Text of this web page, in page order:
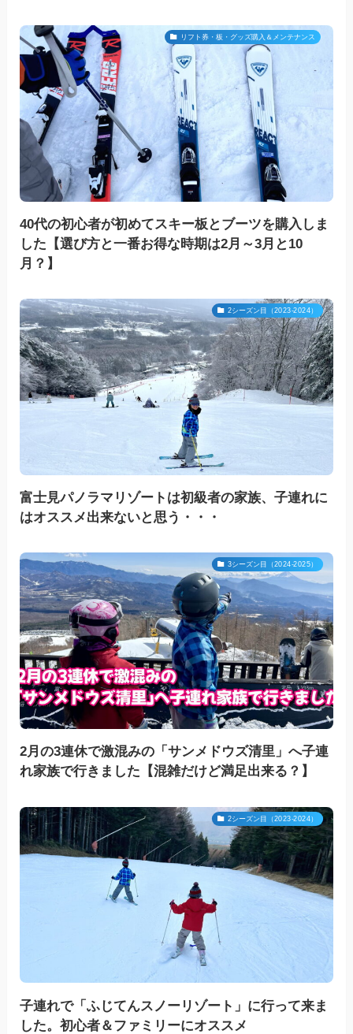
リフト券・板・グッズ購入＆メンテナンス
40代の初心者が初めてスキー板とブーツを購入しま
した【選び方と一番お得な時期は2月～3月と10
月？】
2シーズン目（2023-2024）
富士見パノラマリゾートは初級者の家族、子連れに
はオススメ出来ないと思う・・・
3シーズン目（2024-2025）
2月の3連休で激混みの「サンメドウズ清里」へ子連
れ家族で行きました【混雑だけど満足出来る？】
2シーズン目（2023-2024）
子連れで「ふじてんスノーリゾート」に行って来ま
した。初心者＆ファミリーにオススメ